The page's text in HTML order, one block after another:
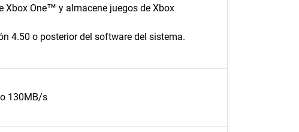
One™ y almacene juegos de Xbox
4.50 o posterior del software del sistema.
130MB/s